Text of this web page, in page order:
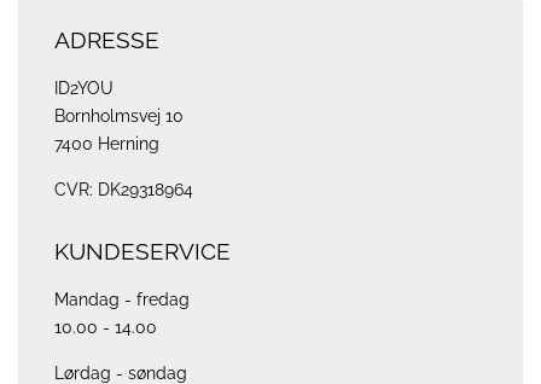
ADRESSE
ID2YOU
Bornholmsvej 10
7400 Herning
CVR: DK29318964
KUNDESERVICE
Mandag - fredag
10.00 - 14.00
Lørdag - søndag